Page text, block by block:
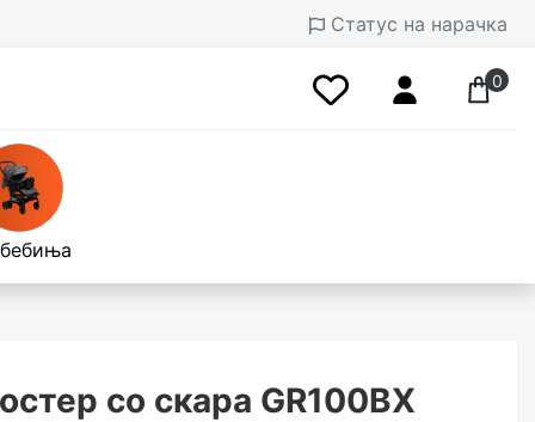
Статус на нарачка
0
со скара GR100BX